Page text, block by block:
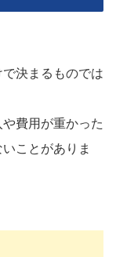
決まるものでは
費用が重かった
ことがありま